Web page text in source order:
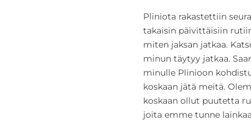
Pliniota rakastettiin
takaisin päivittäisiin
miten jaksan jatkaa.
minun täytyy jatkaa.
minulle Plinioon
koskaan jätä meitä.
koskaan ollut puutetta
joita emme tunne